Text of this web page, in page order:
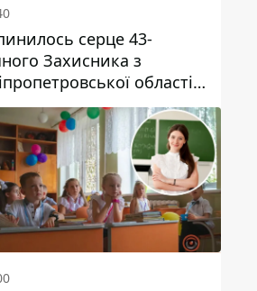
серце 43-
Захисника з
області
Зінченка